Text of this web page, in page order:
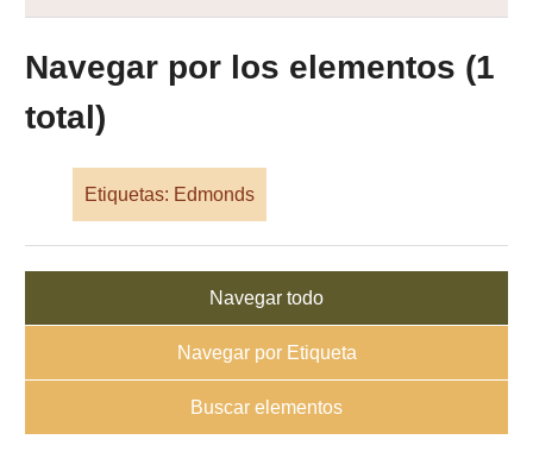
Navegar por los elementos (1
total)
Etiquetas: Edmonds
Navegar todo
Navegar por Etiqueta
Buscar elementos